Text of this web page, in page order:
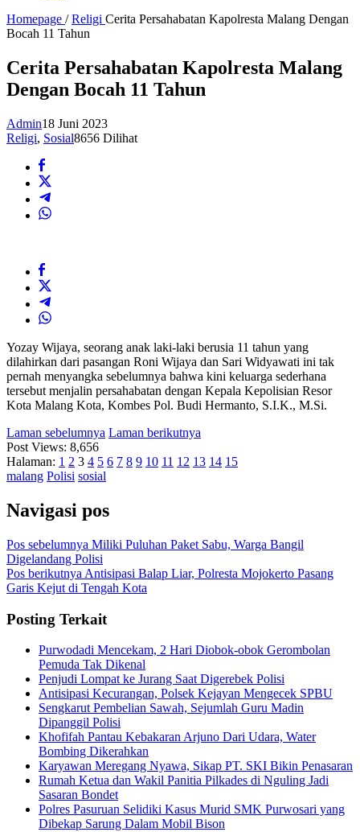
Homepage / Religi Cerita Persahabatan Kapolresta Malang Dengan
Bocah 11 Tahun
Cerita Persahabatan Kapolresta Malang
Dengan Bocah 11 Tahun
Admin18 Juni 2023
Religi, Sosial8656 Dilihat
Yozay Wijaya, seorang anak laki-laki berusia 11 tahun yang
dilahirkan dari pasangan Roni Wijaya dan Sari Widyawati ini tak
pernah menyangka sebelumnya bahwa kini keluarga sederhana
tersebut menjalin persahabatan dengan Kepala Kepolisian Resor
Kota Malang Kota, Kombes Pol. Budi Hermanto, S.I.K., M.Si.
Laman sebelumnya Laman berikutnya
Post Views: 8,656
Halaman: 1 2 3 4 5 6 7 8 9 10 11 12 13 14 15
malang Polisi sosial
Navigasi pos
Pos sebelumnya Miliki Puluhan Paket Sabu, Warga Bangil
Digelandang Polisi
Pos berikutnya Antisipasi Balap Liar, Polresta Mojokerto Pasang
Garis Kejut di Tengah Kota
Posting Terkait
Purwodadi Mencekam, 2 Hari Diobok-obok Gerombolan
Pemuda Tak Dikenal
Penjudi Lompat ke Jurang Saat Digerebek Polisi
Antisipasi Kecurangan, Polsek Kejayan Mengecek SPBU
Sengkarut Pembelian Sawah, Sejumlah Guru Madin
Dipanggil Polisi
Khofifah Pantau Kebakaran Arjuno Dari Udara, Water
Bombing Dikerahkan
Karyawan Meregang Nyawa, Sikap PT. SKI Bikin Penasaran
Rumah Ketua dan Wakil Panitia Pilkades di Nguling Jadi
Sasaran Bondet
Polres Pasuruan Selidiki Kasus Murid SMK Purwosari yang
Dibekap Sarung Dalam Mobil Bison